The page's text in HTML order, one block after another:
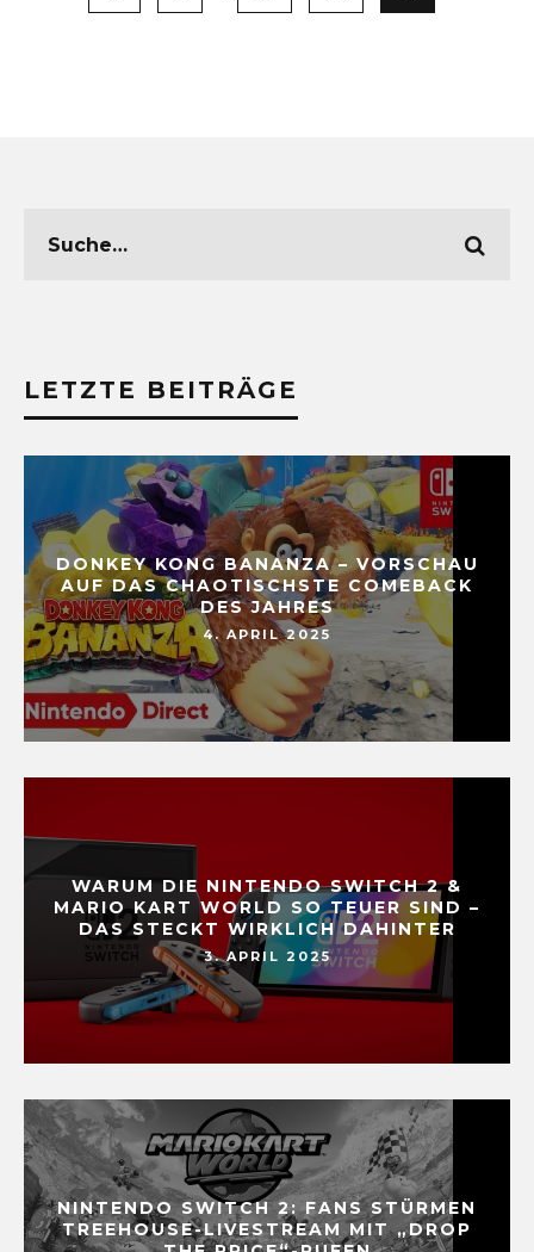
LETZTE BEITRÄGE
DONKEY KONG BANANZA – VORSCHAU
AUF DAS CHAOTISCHSTE COMEBACK
DES JAHRES
4. APRIL 2025
WARUM DIE NINTENDO SWITCH 2 &
MARIO KART WORLD SO TEUER SIND –
DAS STECKT WIRKLICH DAHINTER
3. APRIL 2025
NINTENDO SWITCH 2: FANS STÜRMEN
TREEHOUSE-LIVESTREAM MIT „DROP